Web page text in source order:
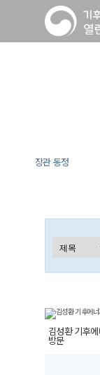
장관 동정
김성환 기후
방문